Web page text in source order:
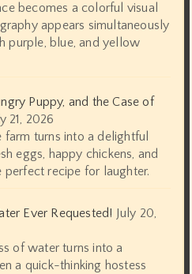
becomes a colorful visual
appears simultaneously
purple, blue, and yellow
Puppy, and the Case of
21, 2026
turns into a delightful
eggs, happy chickens, and
perfect recipe for laughter.
Ever Requested! July 20,
of water turns into a
a quick-thinking hostess